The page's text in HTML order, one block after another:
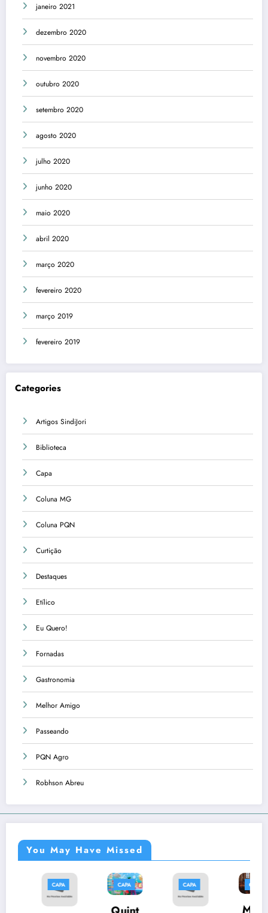
janeiro 2021
dezembro 2020
novembro 2020
outubro 2020
setembro 2020
agosto 2020
julho 2020
junho 2020
maio 2020
abril 2020
março 2020
fevereiro 2020
março 2019
fevereiro 2019
Categories
Artigos SindiJori
Biblioteca
Capa
Coluna MG
Coluna PQN
Curtição
Destaques
Etílico
Eu Quero!
Fornadas
Gastronomia
Melhor Amigo
Passeando
PQN Agro
Robhson Abreu
You May Have Missed
CAPA CAPA CAPA
Músi